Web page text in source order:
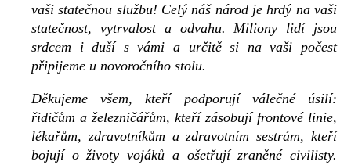
vaši statečnou službu! Celý náš národ je hrdý na vaši
statečnost, vytrvalost a odvahu. Miliony lidí jsou
srdcem i duší s vámi a určitě si na vaši počest
připijeme u novoročního stolu.
Děkujeme všem, kteří podporují válečné úsilí:
řidičům a železničářům, kteří zásobují frontové linie,
lékařům, zdravotníkům a zdravotním sestrám, kteří
bojují o životy vojáků a ošetřují zraněné civilisty.